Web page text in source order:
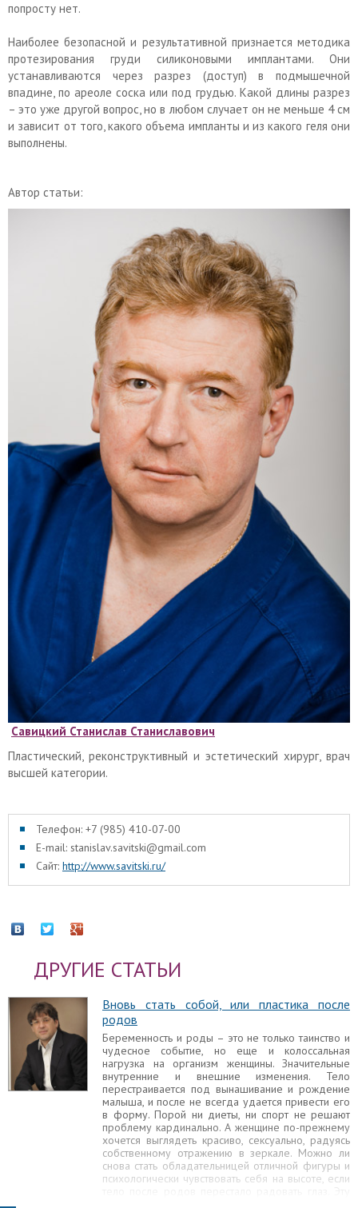
попросту нет.
Наиболее безопасной и результативной признается методика
протезирования груди силиконовыми имплантами. Они
устанавливаются через разрез (доступ) в подмышечной
впадине, по ареоле соска или под грудью. Какой длины разрез
– это уже другой вопрос, но в любом случает он не меньше 4 см
и зависит от того, какого объема импланты и из какого геля они
выполнены.
Автор статьи:
Савицкий Станислав Станиславович
Пластический, реконструктивный и эстетический хирург, врач
высшей категории.
Телефон: +7 (985) 410-07-00
E-mail: stanislav.savitski@gmail.com
Сайт: http://www.savitski.ru/
ДРУГИЕ СТАТЬИ
Вновь стать собой, или пластика после
родов
Беременность и роды – это не только таинство и
чудесное событие, но еще и колоссальная
нагрузка на организм женщины. Значительные
внутренние и внешние изменения. Тело
перестраивается под вынашивание и рождение
малыша, и после не всегда удается привести его
в форму. Порой ни диеты, ни спорт не решают
проблему кардинально. А женщине по-прежнему
хочется выглядеть красиво, сексуально, радуясь
собственному отражению в зеркале. Можно ли
снова стать обладательницей отличной фигуры и
психологически чувствовать себя на высоте, если